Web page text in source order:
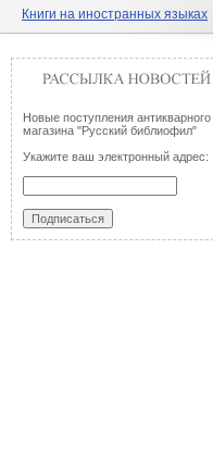
Книги на иностранных языках
Новые поступления антикварного
магазина "Русский библиофил"
Укажите ваш электронный адрес: